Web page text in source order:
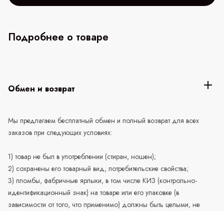
Подробнее о товаре
Обмен и возврат
Мы предлагаем бесплатный обмен и полный возврат для всех
заказов при следующих условиях:
1) товар не был в употреблении (стиран, ношен);
2) сохранены его товарный вид, потребительские свойства;
3) пломбы, фабричные ярлыки, в том числе КИЗ (контрольно-
идентификационный знак) на товаре или его упаковке (в
зависимости от того, что применимо) должны быть целыми, не